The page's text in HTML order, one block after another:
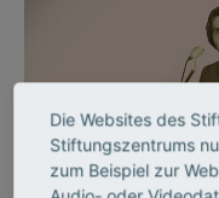
Die Websites des
Stiftungszentrums
zum Beispiel zur